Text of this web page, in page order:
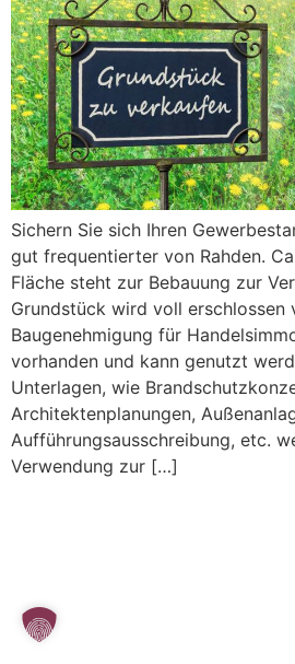
Sichern Sie sich Ihren
gut frequentierter von Rahden.
Fläche steht zur Bebauung zur
Grundstück wird voll erschlossen
Baugenehmigung für
vorhanden und kann genutzt
Unterlagen, wie
Architektenplanungen,
Aufführungsausschreibung, etc.
Verwendung zur […]